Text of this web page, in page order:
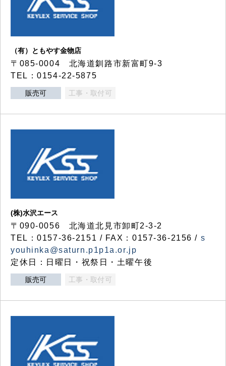
（有）ともやす金物店
〒085-0004 北海道釧路市新富町9-3
TEL：0154-22-5875
販売可 工事・取付可
(株)水沢エース
〒090-0056 北海道北見市卸町2-3-2
TEL：0157-36-2151 / FAX：0157-36-2156 / s
youhinka@saturn.p1p1a.or.jp
定休日：日曜日・祝祭日・土曜午後
販売可 工事・取付可